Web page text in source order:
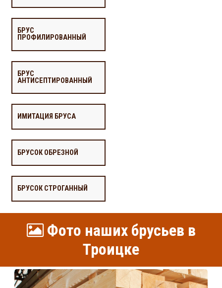
БРУС
ПРОФИЛИРОВАННЫЙ
БРУС
АНТИСЕПТИРОВАННЫЙ
ИМИТАЦИЯ БРУСА
БРУСОК ОБРЕЗНОЙ
БРУСОК СТРОГАННЫЙ
Фото наших брусьев в
Троицке